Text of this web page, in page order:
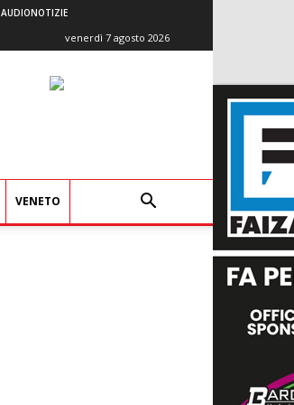
AUDIONOTIZIE
venerdì 7 agosto 2026
VENETO